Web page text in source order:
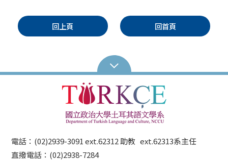
回上頁 回首頁
電話：(02)2939-3091 ext.62312 助教 ext.62313系主任
直撥電話：(02)2938-7284